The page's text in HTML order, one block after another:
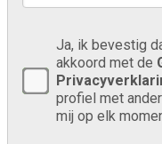
Ja, ik bevestig
akkoord met de
profiel met
mij op elk